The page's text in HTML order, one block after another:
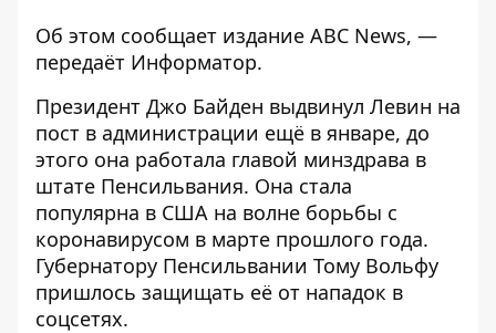
Об этом сообщает издание ABC News, —
передаёт Информатор.
Президент Джо Байден выдвинул Левин на
пост в администрации ещё в январе, до
этого она работала главой минздрава в
штате Пенсильвания. Она стала
популярна в США на волне борьбы с
коронавирусом в марте прошлого года.
Губернатору Пенсильвании Тому Вольфу
пришлось защищать её от нападок в
соцсетях.